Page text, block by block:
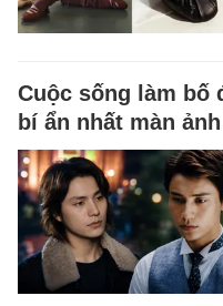
Cuộc sống làm bố
bí ẩn nhất màn